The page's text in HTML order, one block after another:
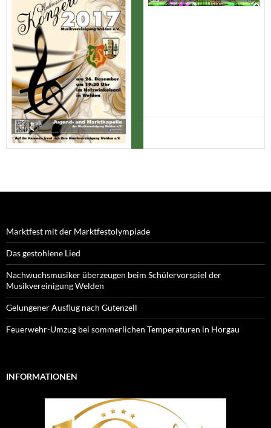
Marktfest mit der Marktfestolympiade
Das gestohlene Lied
Nachwuchsmusiker überzeugen beim Schülervorspiel der
Musikvereinigung Welden
Gelungener Ausflug nach Gutenzell
Feuerwehr-Umzug bei sommerlichen Temperaturen in Horgau
INFORMATIONEN